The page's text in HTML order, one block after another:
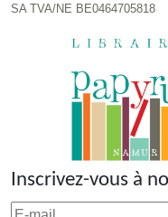
SA TVA/NE BE0464705818
Inscrivez-vous à